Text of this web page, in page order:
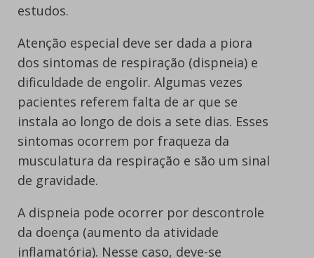
estudos.
Atenção especial deve ser dada a piora
dos sintomas de respiração (dispneia) e
dificuldade de engolir. Algumas vezes
pacientes referem falta de ar que se
instala ao longo de dois a sete dias. Esses
sintomas ocorrem por fraqueza da
musculatura da respiração e são um sinal
de gravidade.
A dispneia pode ocorrer por descontrole
da doença (aumento da atividade
inflamatória). Nesse caso, deve-se